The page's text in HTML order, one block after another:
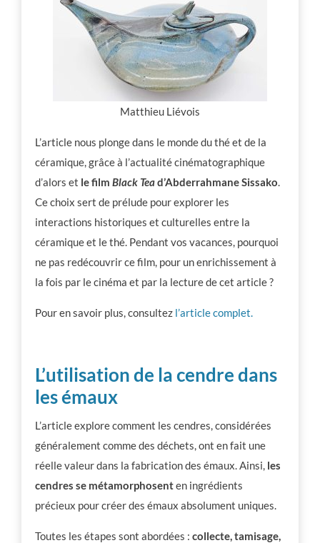
Matthieu Liévois
L’article nous plonge dans le monde du thé et de la
céramique, grâce à l’actualité cinématographique
d’alors et le filmBlack Tead’Abderrahmane Sissako.
Ce choix sert de prélude pour explorer les
interactions historiques et culturelles entre la
céramique et le thé. Pendant vos vacances, pourquoi
ne pas redécouvrir ce film, pour un enrichissement à
la fois par le cinéma et par la lecture de cet article ?
Pour en savoir plus, consultez l’article complet.
L’utilisation de la cendre dans
les émaux
L’article explore comment les cendres, considérées
généralement comme des déchets, ont en fait une
réelle valeur dans la fabrication des émaux. Ainsi, les
cendres se métamorphosenten ingrédients
précieux pour créer des émaux absolument uniques.
Toutes les étapes sont abordées :collecte, tamisage,